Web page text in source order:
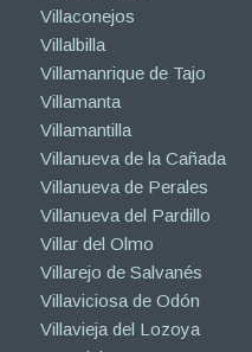
Villaconejos
Villalbilla
Villamanrique de Tajo
Villamanta
Villamantilla
Villanueva de la Cañada
Villanueva de Perales
Villanueva del Pardillo
Villar del Olmo
Villarejo de Salvanés
Villaviciosa de Odón
Villavieja del Lozoya